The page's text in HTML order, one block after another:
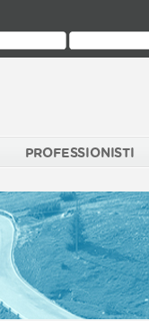
PROFESSIONISTI